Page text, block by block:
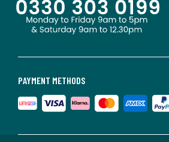
PAYMENT METHODS